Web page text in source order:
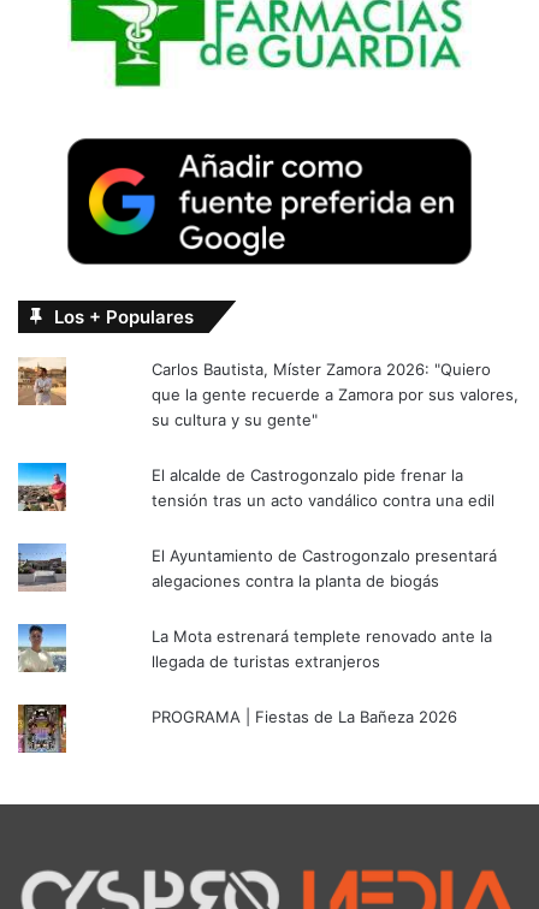
Los + Populares
Carlos Bautista, Míster Zamora 2026: "Quiero
que la gente recuerde a Zamora por sus valores,
su cultura y su gente"
El alcalde de Castrogonzalo pide frenar la
tensión tras un acto vandálico contra una edil
El Ayuntamiento de Castrogonzalo presentará
alegaciones contra la planta de biogás
La Mota estrenará templete renovado ante la
llegada de turistas extranjeros
PROGRAMA | Fiestas de La Bañeza 2026